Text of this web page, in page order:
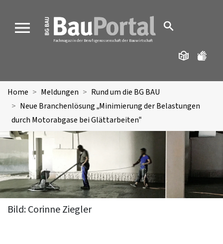
MENU
Fachmagazin der Berufsgenossenschaft der Bauwirtschaft
Home Meldungen
Rund um die BG BAU
Neue Branchenlösung „Minimierung der Belastungen
durch Motorabgase bei Glättarbeiten“
Bild: Corinne Ziegler